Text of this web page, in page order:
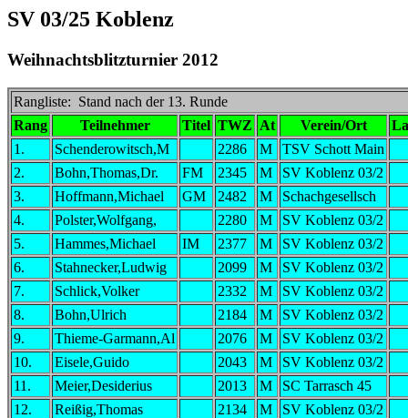
SV 03/25 Koblenz
Weihnachtsblitzturnier 2012
Rangliste: Stand nach der 13. Runde
Rang
Teilnehmer Titel TWZ At Verein/Ort
1.
Schenderowitsch,M 2286 M
TSV Schott Main
2.
Bohn,Thomas,Dr. FM 2345 M
SV Koblenz 03/2
3.
Hoffmann,Michael GM 2482 M
Schachgesellsch
4.
Polster,Wolfgang, 2280 M
SV Koblenz 03/2
5.
Hammes,Michael IM 2377 M
SV Koblenz 03/2
6.
Stahnecker,Ludwig 2099 M
SV Koblenz 03/2
7.
Schlick,Volker 2332 M
SV Koblenz 03/2
8.
Bohn,Ulrich 2184 M
SV Koblenz 03/2
9.
Thieme-Garmann,Al 2076 M
SV Koblenz 03/2
10.
Eisele,Guido 2043 M
SV Koblenz 03/2
11.
Meier,Desiderius 2013 M
SC Tarrasch 45
12.
Reißig,Thomas 2134 M
SV Koblenz 03/2